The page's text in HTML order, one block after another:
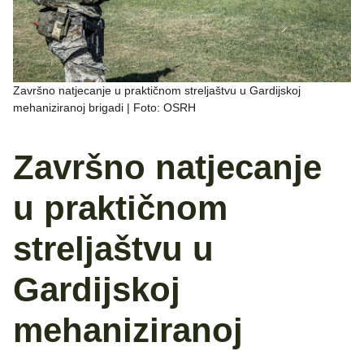
Završno natjecanje u praktičnom streljaštvu u Gardijskoj
mehaniziranoj brigadi | Foto: OSRH
Završno natjecanje
u praktičnom
streljaštvu u
Gardijskoj
mehaniziranoj